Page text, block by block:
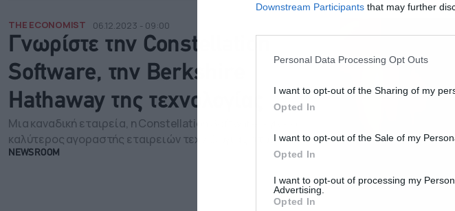
Downstream Participants that may further
Personal Data Processing Opt Outs
I want to opt-out of the Sharing of my
Opted In
I want to opt-out of the Sale of my
Opted In
I want to opt-out of processing my
Advertising.
Opted In
THE ECONOMIST 06.12.2023 - 09:00
Γνωρίστε την Constellation
Software, την Berkshire
Hathaway της τεχνολογίας
Μια καναδική εταιρεία, η Constellation Software, έγινε ο
καλύτερος αγοραστής εταιρειών τεχνολογίας στον κόσμο
NEWSROOM